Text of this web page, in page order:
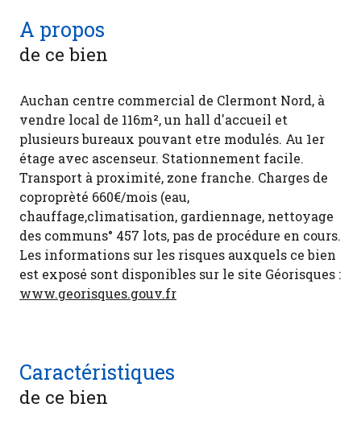
A propos
de ce bien
Auchan centre commercial de Clermont Nord, à
vendre local de 116m², un hall d'accueil et
plusieurs bureaux pouvant etre modulés. Au 1er
étage avec ascenseur. Stationnement facile.
Transport à proximité, zone franche. Charges de
coproprèté 660€/mois (eau,
chauffage,climatisation, gardiennage, nettoyage
des communs° 457 lots, pas de procédure en cours.
Les informations sur les risques auxquels ce bien
est exposé sont disponibles sur le site Géorisques :
www.georisques.gouv.fr
Caractéristiques
de ce bien